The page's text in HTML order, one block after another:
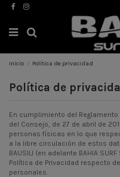
Inicio Política de privacidad
Política de
En cumplimiento del
del Consejo, de 27 de abril de
personas físicas en lo que
a la libre circulación de estos
BAUSILI (en adelante BAHIA
Política de Privacidad respecto
personales.